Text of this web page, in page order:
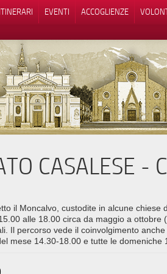
ITINERARI EVENTI ACCOGLIENZE
CASALESE -
il Moncalvo, custodite in alcune
alle 18.00 circa da maggio a
Il percorso vede il coinvolgimento
mese 14.30-18.00 e tutte le domeniche
Le tue preferenze relative